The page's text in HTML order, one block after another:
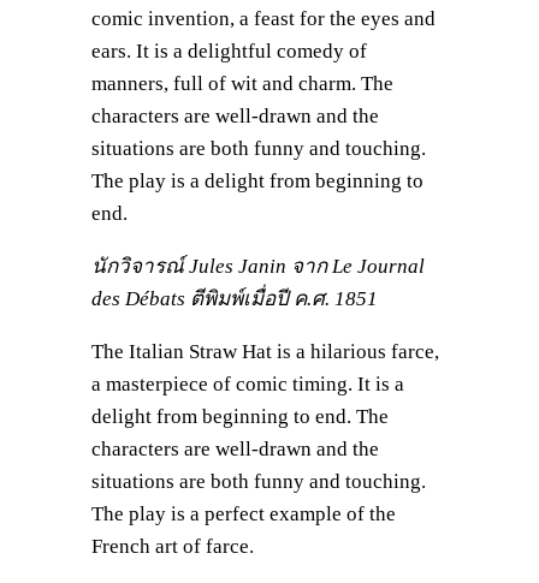
comic invention, a feast for the eyes and
ears. It is a delightful comedy of
manners, full of wit and charm. The
characters are well-drawn and the
situations are both funny and touching.
The play is a delight from beginning to
end.
นักวิจารณ์ Jules Janin จาก Le Journal
des Débats ตีพิมพ์เมื่อปี ค.ศ. 1851
The Italian Straw Hat is a hilarious farce,
a masterpiece of comic timing. It is a
delight from beginning to end. The
characters are well-drawn and the
situations are both funny and touching.
The play is a perfect example of the
French art of farce.